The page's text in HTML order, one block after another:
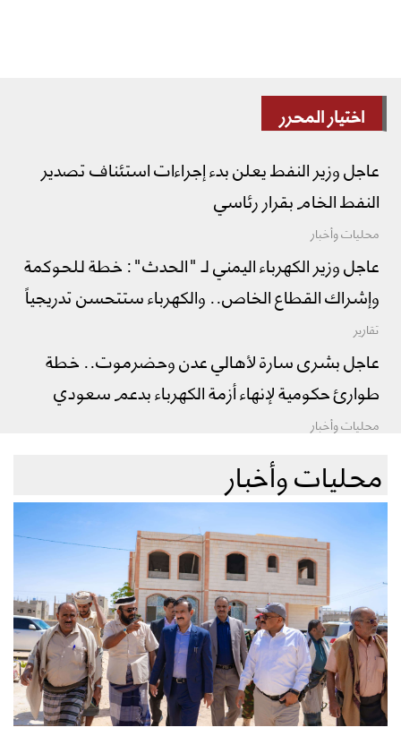
اختيار المحرر
عاجل وزير النفط يعلن بدء إجراءات استئناف تصدير
النفط الخام بقرار رئاسي
محليات وأخبار
عاجل وزير الكهرباء اليمني لـ "الحدث": خطة للحوكمة
وإشراك القطاع الخاص.. والكهرباء ستتحسن تدريجياً
تقارير
عاجل بشرى سارة لأهالي عدن وحضرموت.. خطة
طوارئ حكومية لإنهاء أزمة الكهرباء بدعم سعودي
محليات وأخبار
محليات وأخبار